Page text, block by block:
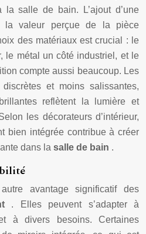
salle de bain. L’ajout d’une
la valeur perçue de la pièce
des matériaux est crucial : le
le métal un côté industriel, et le
compte aussi beaucoup. Les
et moins salissantes,
reflètent la lumière et
les décorateurs d’intérieur,
bien intégrée contribue à créer
dans la salle de bain .
avantage significatif des
. Elles peuvent s’adapter à
à divers besoins. Certaines